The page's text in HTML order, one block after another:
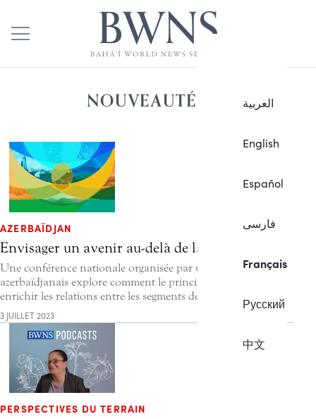
العربية
English
Español
فارسی
Français
Русский
中文
NOUVEAUTÉS
AZERBAÏDJAN
Envisager un avenir au-delà de la tolérance
Une conférence nationale organisée par un Comité d’État
azerbaïdjanais explore comment le principe d’unité peut
enrichir les relations entre les segments de la société.
3 JUILLET 2023
PERSPECTIVES DU TERRAIN